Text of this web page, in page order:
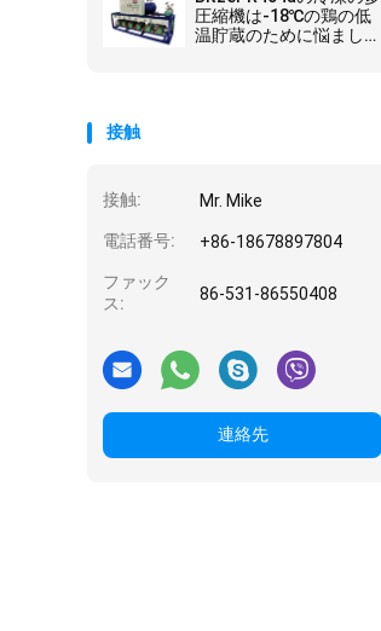
圧縮機は-18℃の鶏の低
温貯蔵のために悩ましま
接触
接触: Mr. Mike
電話番号: +86-18678897804
ファック
ス:
86-531-86550408
連絡先